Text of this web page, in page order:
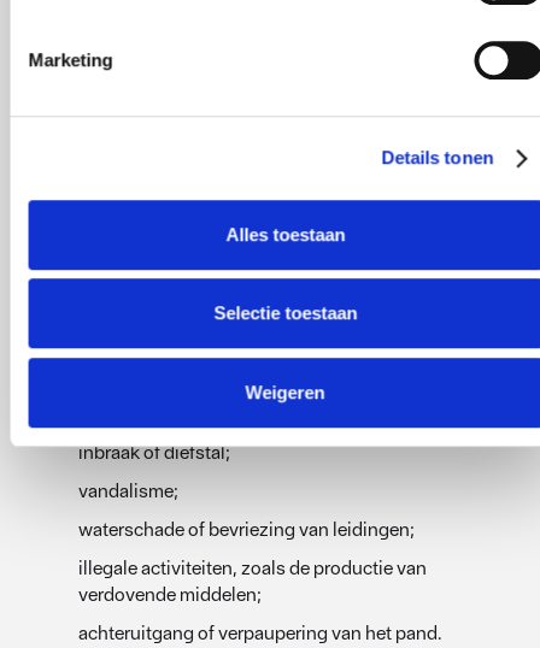
Marketing
Details tonen
Alles toestaan
Selectie toestaan
Weigeren
verhuur een groter risico?
kans op schade of ongewenste situaties toe.
Denk bijvoorbeeld aan:
inbraak of diefstal;
vandalisme;
waterschade of bevriezing van leidingen;
illegale activiteiten, zoals de productie van
verdovende middelen;
achteruitgang of verpaupering van het pand.